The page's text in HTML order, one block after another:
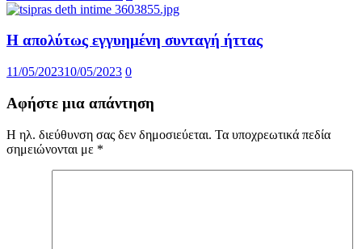
Η απολύτως εγγυημένη συνταγή ήττας
11/05/202310/05/2023 0
Αφήστε μια απάντηση
Η ηλ. διεύθυνση σας δεν δημοσιεύεται. Τα υποχρεωτικά πεδία
σημειώνονται με *